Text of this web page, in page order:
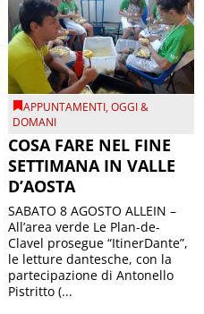
APPUNTAMENTI,OGGI &
DOMANI
COSA FARE NEL FINE
SETTIMANA IN VALLE
D’AOSTA
SABATO 8 AGOSTO ALLEIN –
All’area verde Le Plan-de-
Clavel prosegue “ItinerDante”,
le letture dantesche, con la
partecipazione di Antonello
Pistritto (...